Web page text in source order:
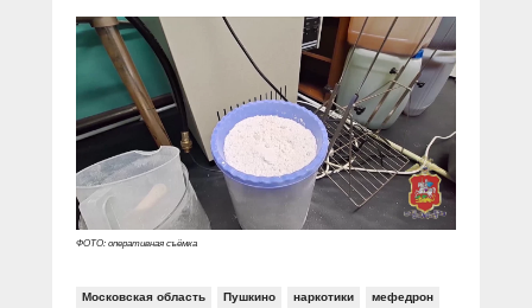
Документальные фильмы
В знании сила
Специальный репортаж
КиберПОСТОВОЙ
Газета «Щит и меч»
Журнал «Полиция России»
О ПОРТАЛЕ
Контакты
Вакансии
ФОТО: оперативная съёмка
Московская область Пушкино наркотики мефедрон